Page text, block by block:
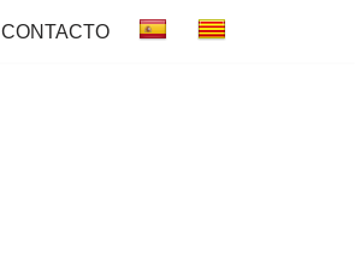
CONTACTO